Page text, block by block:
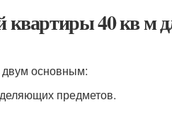
квартиры 40 кв м
двум основным:
предметов.